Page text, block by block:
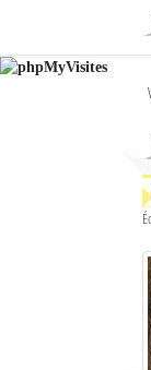
L'actualité à